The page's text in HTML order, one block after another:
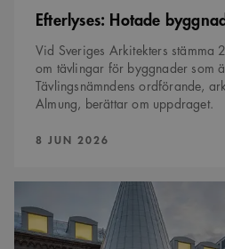
Efterlyses: Hotade
Vid Sveriges Arkitekters stämma
om tävlingar för byggnader som
Tävlingsnämndens ordförande,
Almung, berättar om uppdraget.
PUBLICERAD:
8 JUN 2026
Digital
marknadsförare
och
webbansvarig